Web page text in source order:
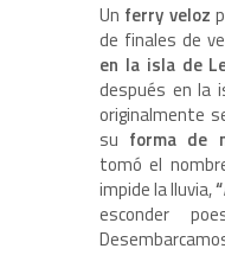
Un ferry veloz
de finales de
en la isla de
después en la
originalmente
su forma de
tomó el
impide la lluvia,“
esconder